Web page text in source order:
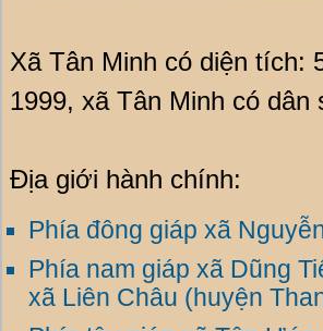
Xã Tân Minh có diện tích:
1999, xã Tân Minh có
Địa giới hành chính:
Phía đông giáp xã
Phía nam giáp xã Dũng
xã Liên Châu (huyện